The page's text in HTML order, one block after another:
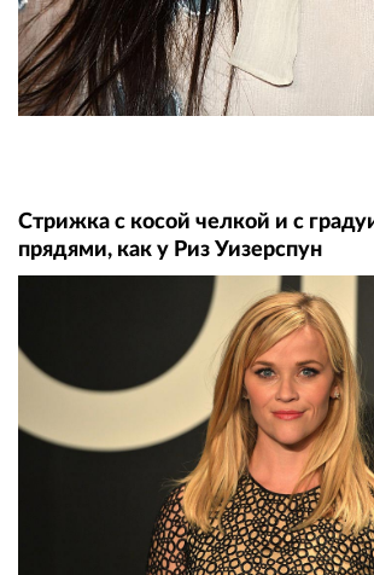
Стрижка с косой челкой и с
прядями, как у Риз Уизерспун